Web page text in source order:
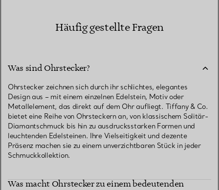
Häufig gestellte Fragen
Was sind Ohrstecker?
Ohrstecker zeichnen sich durch ihr schlichtes, elegantes
Design aus – mit einem einzelnen Edelstein, Motiv oder
Metallelement, das direkt auf dem Ohr aufliegt. Tiffany & Co.
bietet eine Reihe von Ohrsteckern an, von klassischem Solitär-
Diamantschmuck bis hin zu ausdrucksstarken Formen und
leuchtenden Edelsteinen. Ihre Vielseitigkeit und dezente
Präsenz machen sie zu einem unverzichtbaren Stück in jeder
Schmuckkollektion.
Was macht Ohrstecker zu einem bedeutenden